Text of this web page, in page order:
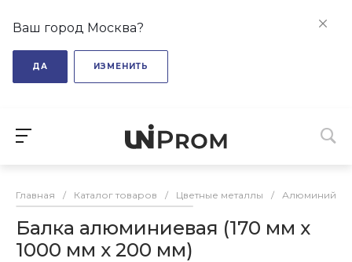
Ваш город Москва?
ДА ИЗМЕНИТЬ
Главная / Каталог товаров / Цветные металлы / Алюминий
Балка алюминиевая (170 мм х
1000 мм х 200 мм)